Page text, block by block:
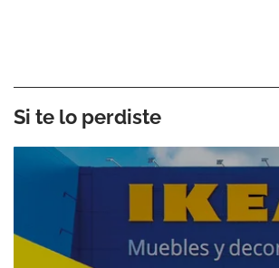
Si te lo perdiste